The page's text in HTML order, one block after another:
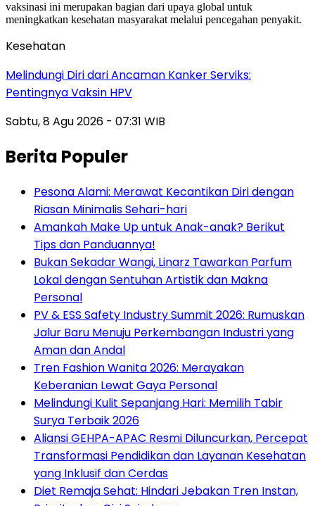
Kesehatan
Melindungi Diri dari Ancaman Kanker Serviks:
Pentingnya Vaksin HPV
Sabtu, 8 Agu 2026 - 07:31 WIB
Berita Populer
Pesona Alami: Merawat Kecantikan Diri dengan
Riasan Minimalis Sehari-hari
Amankah Make Up untuk Anak-anak? Berikut
Tips dan Panduannya!
Bukan Sekadar Wangi, Linarz Tawarkan Parfum
Lokal dengan Sentuhan Artistik dan Makna
Personal
PV & ESS Safety Industry Summit 2026: Rumuskan
Jalur Baru Menuju Perkembangan Industri yang
Aman dan Andal
Tren Fashion Wanita 2026: Merayakan
Keberanian Lewat Gaya Personal
Melindungi Kulit Sepanjang Hari: Memilih Tabir
Surya Terbaik 2026
Aliansi GEHPA-APAC Resmi Diluncurkan, Percepat
Transformasi Pendidikan dan Layanan Kesehatan
yang Inklusif dan Cerdas
Diet Remaja Sehat: Hindari Jebakan Tren Instan,